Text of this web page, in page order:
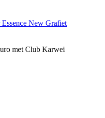
New Grafiet
met Club Karwei